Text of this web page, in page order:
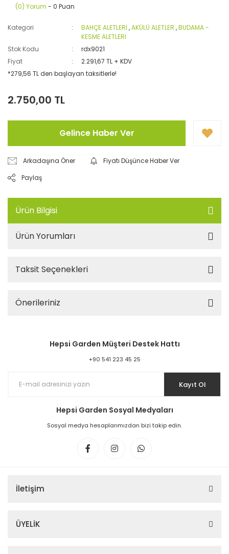
(0) Yorum - 0 Puan
Kategori BAHÇE ALETLERİ ,AKÜLÜ ALETLER ,BUDAMA -
KESME ALETLERİ
Stok Kodu
rdx9021
Fiyat
2.291,67 TL + KDV
*279,56 TL den başlayan taksitlerle!
2.750,00 TL
Gelince Haber Ver
Arkadaşına Öner
Fiyatı Düşünce Haber Ver
Paylaş
Ürün Bilgisi
Ürün Yorumları
Taksit Seçenekleri
Önerileriniz
Hepsi Garden Müşteri Destek Hattı
+90 541 223 45 25
Kayıt Ol
Hepsi Garden Sosyal Medyaları
Sosyal medya hesaplarımızdan bizi takip edin.
İletişim
ÜYELİK